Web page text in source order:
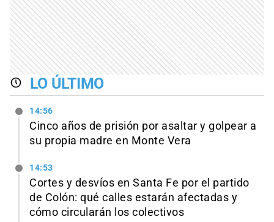
LO ÚLTIMO
14:56
Cinco años de prisión por asaltar y golpear a
su propia madre en Monte Vera
14:53
Cortes y desvíos en Santa Fe por el partido
de Colón: qué calles estarán afectadas y
cómo circularán los colectivos